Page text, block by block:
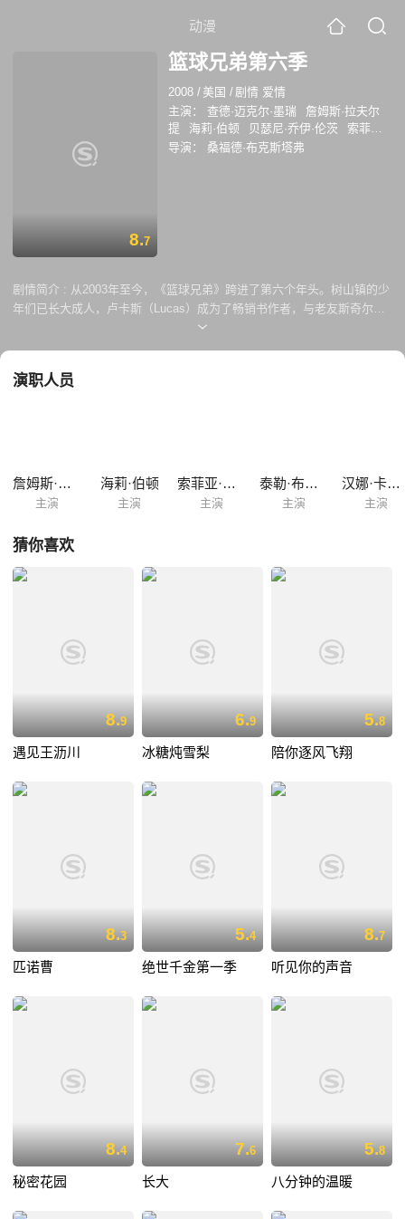
动漫
8.7
篮球兄弟第六季
2008 / 美国 /剧情 爱情
主演：
查德·迈克尔·墨瑞
詹姆斯·拉夫尔
提
海莉·伯顿 贝瑟尼·乔伊·伦茨
索菲亚·
布什
阿什莉·里卡兹 泰勒·布莱克威尔
导演： 桑福德·布克斯塔弗
剧情简介 : 从2003年至今，《篮球兄弟》跨进了第六个年头。树山镇的少
年们已长大成人，卢卡斯（Lucas）成为了畅销书作者，与老友斯奇尔斯
（Skills）一起执教高中母校的篮球队；布鲁克（Brooke）成为了知名设
想；而纳森（Nathan）终于克服心魔，重新站了起来。 可生活永远不会
爱的人是佩顿。第五季的最后，卢卡斯拿起了电话。他打给谁？他向谁求
婚？是林赛，佩顿，还是布...
演职人员
詹姆斯·拉夫尔提
主演
海莉·伯顿
主演
索菲亚·布什
主演
泰勒·布莱克威尔
主演
汉娜·卡苏拉卡
主演
猜你喜欢
8.9
遇见王沥川
6.9
冰糖炖雪梨
5.8
陪你逐风飞翔
8.3
匹诺曹
5.4
绝世千金第一季
8.7
听见你的声音
8.4
秘密花园
7.6
长大
5.8
八分钟的温暖